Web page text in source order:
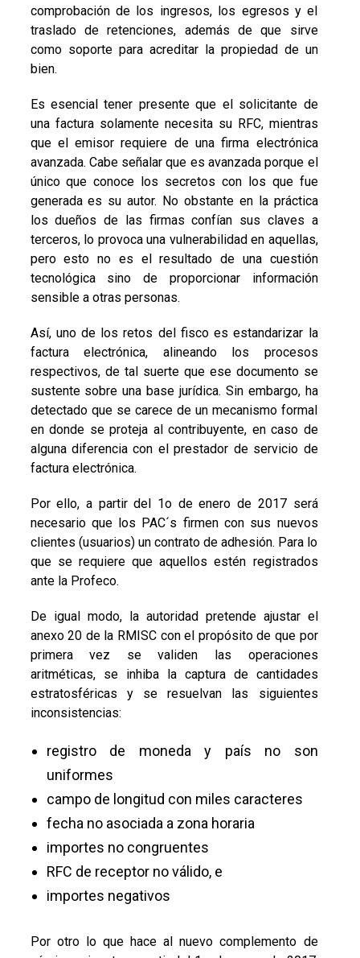
comprobación de los ingresos, los egresos y el
traslado de retenciones, además de que sirve
como soporte para acreditar la propiedad de un
bien.
Es esencial tener presente que el solicitante de
una factura solamente necesita su RFC, mientras
que el emisor requiere de una firma electrónica
avanzada. Cabe señalar que es avanzada porque el
único que conoce los secretos con los que fue
generada es su autor. No obstante en la práctica
los dueños de las firmas confían sus claves a
terceros, lo provoca una vulnerabilidad en aquellas,
pero esto no es el resultado de una cuestión
tecnológica sino de proporcionar información
sensible a otras personas.
Así, uno de los retos del fisco es estandarizar la
factura electrónica, alineando los procesos
respectivos, de tal suerte que ese documento se
sustente sobre una base jurídica. Sin embargo, ha
detectado que se carece de un mecanismo formal
en donde se proteja al contribuyente, en caso de
alguna diferencia con el prestador de servicio de
factura electrónica.
Por ello, a partir del 1o de enero de 2017 será
necesario que los PAC´s firmen con sus nuevos
clientes (usuarios) un contrato de adhesión. Para lo
que se requiere que aquellos estén registrados
ante la Profeco.
De igual modo, la autoridad pretende ajustar el
anexo 20 de la RMISC con el propósito de que por
primera vez se validen las operaciones
aritméticas, se inhiba la captura de cantidades
estratosféricas y se resuelvan las siguientes
inconsistencias:
registro de moneda y país no son
uniformes
campo de longitud con miles caracteres
fecha no asociada a zona horaria
importes no congruentes
RFC de receptor no válido, e
importes negativos
Por otro lo que hace al nuevo complemento de